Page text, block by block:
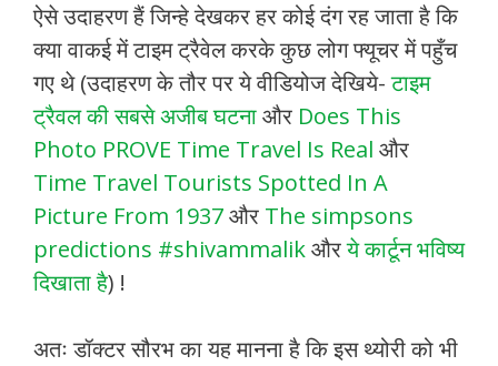
ऐसे उदाहरण हैं जिन्हे देखकर हर कोई दंग रह जाता है कि
क्या वाकई में टाइम ट्रैवेल करके कुछ लोग फ्यूचर में पहुँच
गए थे (उदाहरण के तौर पर ये वीडियोज देखिये-टाइम
ट्रैवल की सबसे अजीब घटनाऔर Does This
Photo PROVE Time Travel Is Real और
Time Travel Tourists Spotted In A
Picture From 1937और The simpsons
predictions #shivammalikऔरये कार्टून भविष्य
दिखाता है) !
अतः डॉक्टर सौरभ का यह मानना है कि इस थ्योरी को भी